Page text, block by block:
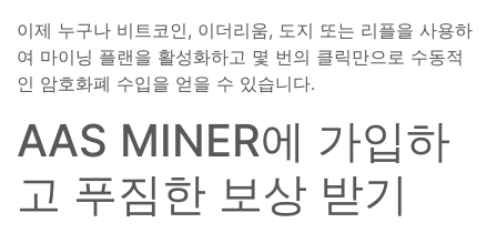
이제 누구나 비트코인, 이더리움, 도지 또는 리플을 사용하
여 마이닝 플랜을 활성화하고 몇 번의 클릭만으로 수동적
인 암호화폐 수입을 얻을 수 있습니다.
AAS MINER에 가입하
고 푸짐한 보상 받기